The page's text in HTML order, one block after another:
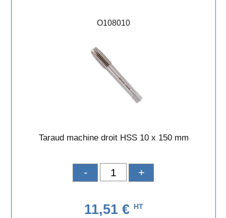
O108010
Taraud machine droit HSS 10 x 150 mm
- +
11,51 € HT